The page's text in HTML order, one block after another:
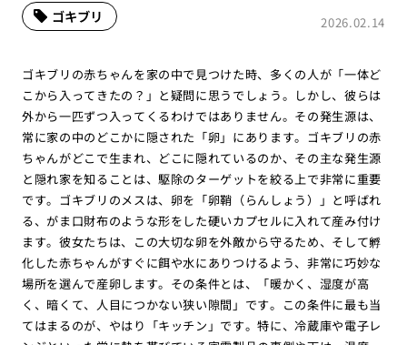
2026.02.14
ゴキブリ
ゴキブリの赤ちゃんを家の中で見つけた時、多くの人が「一体ど
こから入ってきたの？」と疑問に思うでしょう。しかし、彼らは
外から一匹ずつ入ってくるわけではありません。その発生源は、
常に家の中のどこかに隠された「卵」にあります。ゴキブリの赤
ちゃんがどこで生まれ、どこに隠れているのか、その主な発生源
と隠れ家を知ることは、駆除のターゲットを絞る上で非常に重要
です。ゴキブリのメスは、卵を「卵鞘（らんしょう）」と呼ばれ
る、がま口財布のような形をした硬いカプセルに入れて産み付け
ます。彼女たちは、この大切な卵を外敵から守るため、そして孵
化した赤ちゃんがすぐに餌や水にありつけるよう、非常に巧妙な
場所を選んで産卵します。その条件とは、「暖かく、湿度が高
く、暗くて、人目につかない狭い隙間」です。この条件に最も当
てはまるのが、やはり「キッチン」です。特に、冷蔵庫や電子レ